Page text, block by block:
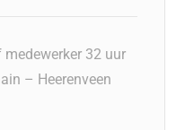
32 uur
– Heerenveen